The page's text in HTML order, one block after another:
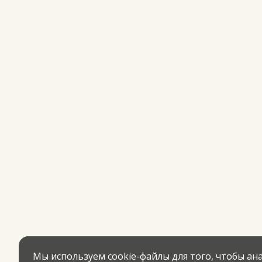
Мы используем cookie-файлы для того, чтобы